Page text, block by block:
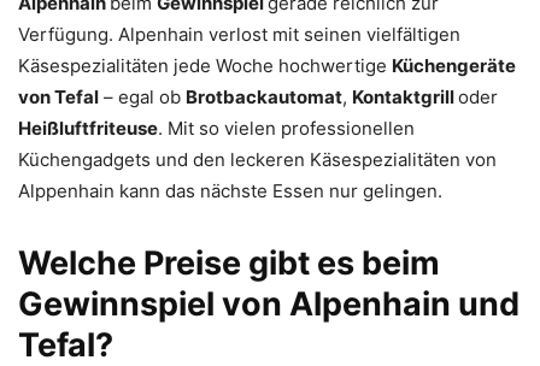
Verfügung. Alpenhain verlost mit seinen vielfältigen
Käsespezialitäten jede Woche hochwertige Küchengeräte
von Tefal – egal ob Brotbackautomat, Kontaktgrilloder
Heißluftfriteuse. Mit so vielen professionellen
Küchengadgets und den leckeren Käsespezialitäten von
Alppenhain kann das nächste Essen nur gelingen.
Welche Preise gibt es beim
Gewinnspiel von Alpenhain und
Tefal?